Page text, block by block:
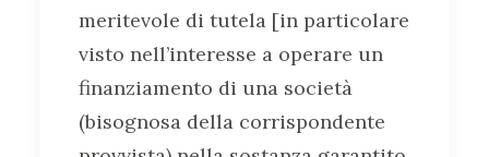
meritevole di tutela [in particolare
visto nell’interesse a operare un
finanziamento di una società
(bisognosa della corrispondente